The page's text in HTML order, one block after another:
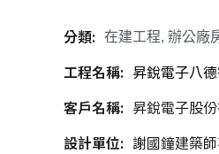
分類: 在建工程, 辦公廠
工程名稱: 昇銳電子八
客戶名稱: 昇銳電子股
設計單位: 謝國鐘建築